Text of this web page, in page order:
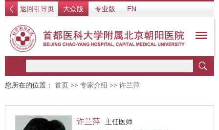
返回引导页 大众版 专业版 EN
您所在的位置： 首页 >> 专家介绍 >> 许兰萍
许兰萍
主任医师